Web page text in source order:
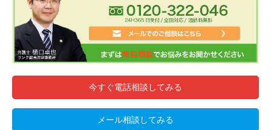
今すぐ電話相談してみる
メール相談してみる